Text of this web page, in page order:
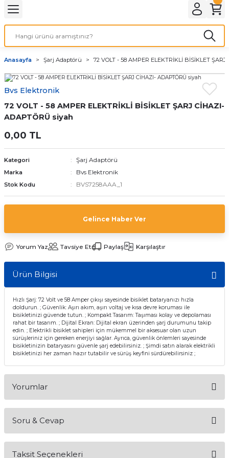
Anasayfa Şarj Adaptörü 72 VOLT - 58 AMPER ELEKTRİKLİ BİSİKLET
Bvs Elektronik
72 VOLT - 58 AMPER ELEKTRİKLİ BİSİKLET ŞARJ CİHAZI-
ADAPTÖRÜ siyah
0,00 TL
Kategori Şarj Adaptörü
Marka Bvs Elektronik
Stok Kodu BVS7258AAA_1
Gelince Haber Ver
Yorum Yaz Tavsiye Et Paylaş Karşılaştır
Ürün Bilgisi
Hızlı Şarj: 72 Volt ve 58 Amper çıkışı sayesinde bisiklet bataryanızı hızla
doldurun. ; Güvenlik: Aşırı akım, aşırı voltaj ve kısa devre koruması ile
bisikletinizi güvende tutun. ; Kompakt Tasarım: Taşıması kolay ve depolaması
rahat bir tasarım. ; Dijital Ekran: Dijital ekran üzerinden şarj durumunu takip
edin. ; Elektrikli bisiklet sahipleri için mükemmel bir aksesuar olan uzun
sürüşleriniz için gereken enerjiyi sağlar. Ayrıca, güvenlik önlemleri sayesinde
bisikletinizin bataryasını güvenle şarj edebilirsiniz. ; Şimdi satın alarak elektrikli
bisikletinizi her zaman hazır tutabilir ve sürüş keyfini sürdürebilirsiniz ;
Yorumlar
Soru & Cevap
Taksit Seçenekleri